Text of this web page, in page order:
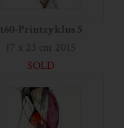
t60-Printzyklus 5
17 x 23 cm 2015
SOLD